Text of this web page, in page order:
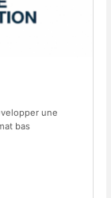
une
bas